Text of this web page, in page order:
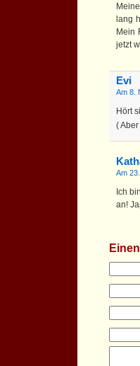
lang
Mein
jetzt
Evi
Am 8.
Hört
(
Am
Ich
an!